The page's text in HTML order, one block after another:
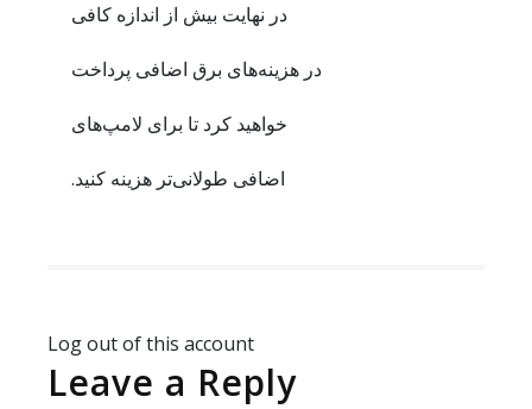
در نهایت بیش از اندازه کافی
در هزینه‌های برق اضافی پرداخت
خواهید کرد تا برای لامپ‌های
اضافی طولانی‌تر هزینه کنید.
Log out of this account
Leave a Reply